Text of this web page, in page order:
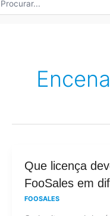
Que licença
FooSales em
FOOSALES
Que
licença